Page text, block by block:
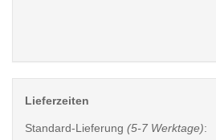
Lieferzeiten
Standard-Lieferung (5-7 Werktage):